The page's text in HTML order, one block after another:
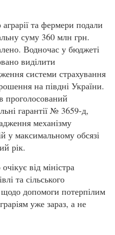
та фермери подали
суму 360 млн грн.
Водночас у бюджеті
виділити
системи страхування
на півдні України.
проголосований
гарантії № 3659-д,
механізму
у максимальному обсязі
рік.
від міністра
та сільського
допомоги потерпілим
уже зараз, а не